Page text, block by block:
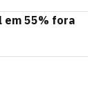
em 55% fora